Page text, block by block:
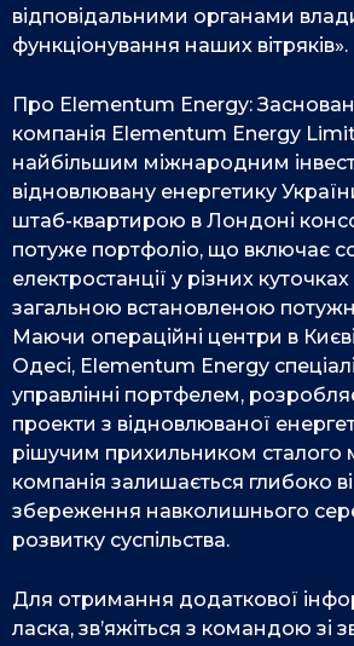
відповідальними органами
функціонування наших вітряків».
Про Elementum Energy:
компанія Elementum Energy
найбільшим міжнародним
відновлювану енергетику
штаб-квартирою в Лондоні
потуже портфоліо, що включає
електростанції у різних
загальною встановленою
Маючи операційні центри в
Одесі, Elementum Energy
управлінні портфелем,
проекти з відновлюваної
рішучим прихильником сталого
компанія залишається глибоко
збереження навколишнього
розвитку суспільства.
Для отримання додаткової
ласка, зв’яжіться з командою зі